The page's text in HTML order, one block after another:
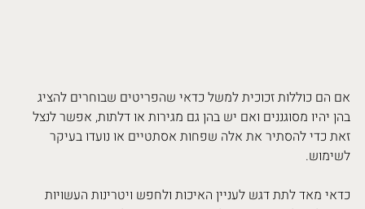
אם הם כוללות זכוכית למשל כדאי שהפריטים שבוחרים להציג
בהן יהיו מסוגננים ואם יש בהן גם מגירות או דלתות, אפשר לנצל
זאת כדי להסתיר את אלה שפחות אסתטיים או נועדו בעיקר
לשימוש.
כדאי מאד לתת דגש לעניין האיכות ולחפש ויטרינות העשויות